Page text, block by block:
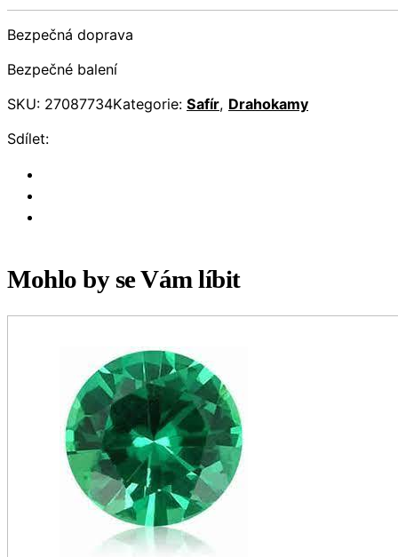
Bezpečná doprava
Bezpečné balení
SKU: 27087734Kategorie: Safír, Drahokamy
Sdílet:
Mohlo by se Vám líbit